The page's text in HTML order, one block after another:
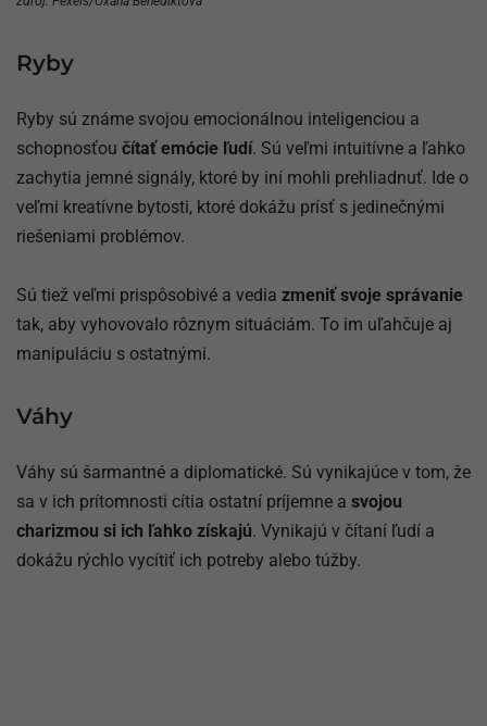
Ryby
Ryby sú známe svojou emocionálnou inteligenciou a
schopnosťou čítať emócie ľudí. Sú veľmi intuitívne a ľahko
zachytia jemné signály, ktoré by iní mohli prehliadnuť. Ide o
veľmi kreatívne bytosti, ktoré dokážu prísť s jedinečnými
riešeniami problémov.
Sú tiež veľmi prispôsobivé a vedia zmeniť svoje správanie
tak, aby vyhovovalo rôznym situáciám. To im uľahčuje aj
manipuláciu s ostatnými.
Váhy
Váhy sú šarmantné a diplomatické. Sú vynikajúce v tom, že
sa v ich prítomnosti cítia ostatní príjemne a svojou
charizmou si ich ľahko získajú. Vynikajú v čítaní ľudí a
dokážu rýchlo vycítiť ich potreby alebo túžby.